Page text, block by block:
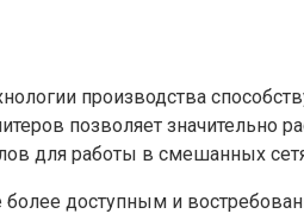
производства
позволяет значительно
для работы в смешанных
доступным и